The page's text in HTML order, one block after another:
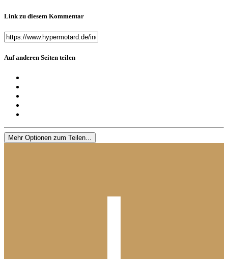
Link zu diesem Kommentar
Auf anderen Seiten teilen
Mehr Optionen zum Teilen...